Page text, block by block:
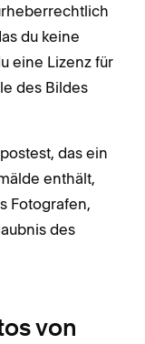
du keine
eine Lizenz für
des Bildes
das ein
enthält,
Fotografen,
des
von